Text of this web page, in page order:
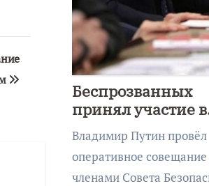
Беспрозванных
принял участие в
совещании
под руководством
Путина
Владимир Путин провёл
оперативное совещание
членами Совета